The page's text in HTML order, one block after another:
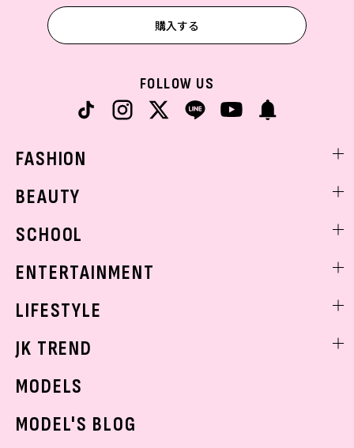
購入する
FOLLOW US
FASHION
着回し
BEAUTY
ベストコスメ
ボディケア
SCHOOL
学校ヘアメイク
ENTERTAINMENT
K-POP
LIFESTYLE
モデルの購入品
JK TREND
MODELS
MODEL'S BLOG